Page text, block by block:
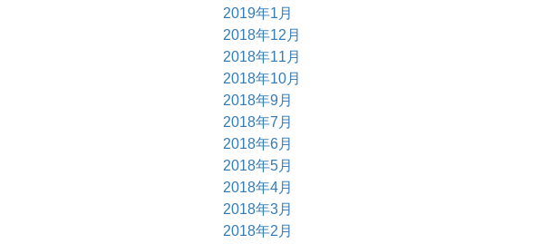
2019年1月
2018年12月
2018年11月
2018年10月
2018年9月
2018年7月
2018年6月
2018年5月
2018年4月
2018年3月
2018年2月